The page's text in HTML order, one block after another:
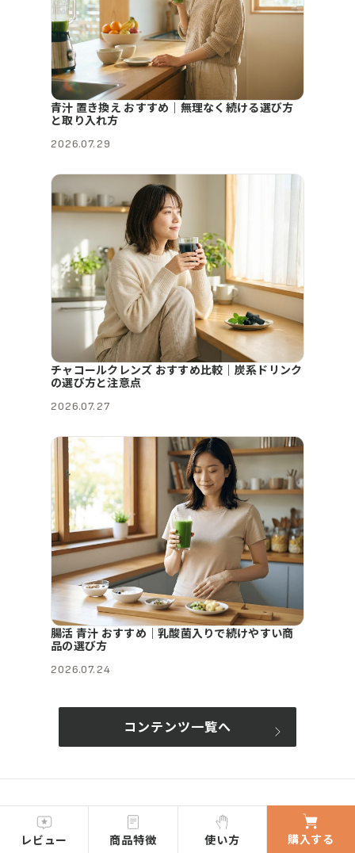
レビュー 商品特徴 使い方 購入する
青汁 置き換え おすすめ｜無理なく続ける選び方
と取り入れ方
2026.07.29
チャコールクレンズ おすすめ比較｜炭系ドリンク
の選び方と注意点
2026.07.27
腸活 青汁 おすすめ｜乳酸菌入りで続けやすい商
品の選び方
2026.07.24
コンテンツ一覧へ